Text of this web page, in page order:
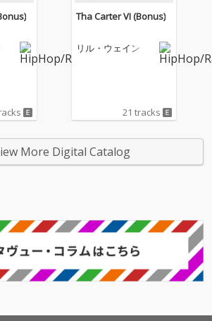
陣の
なが
では
知子
Tha Carter VI (Bonus)
リル・ウェイン
21 tracks
More Digital Catalog